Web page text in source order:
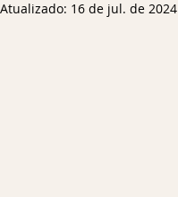
Atualizado: 16 de jul. de 2024